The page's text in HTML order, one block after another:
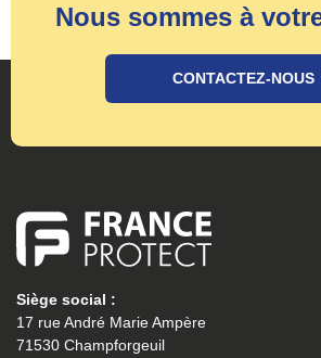
Nous sommes à
CONTACTEZ-NOUS
Siège social :
17 rue André Marie Ampère
71530 Champforgeuil